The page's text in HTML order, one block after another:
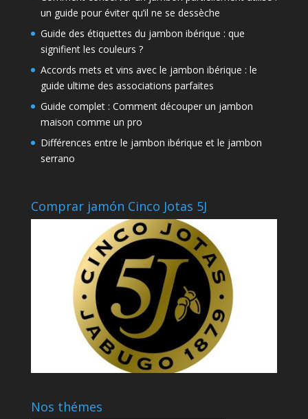
un guide pour éviter qu’il ne se dessèche
Guide des étiquettes du jambon ibérique : que
signifient les couleurs ?
Accords mets et vins avec le jambon ibérique : le
guide ultime des associations parfaites
Guide complet : Comment découper un jambon
maison comme un pro
Différences entre le jambon ibérique et le jambon
serrano
Comprar jamón Cinco Jotas 5J
Nos thémes